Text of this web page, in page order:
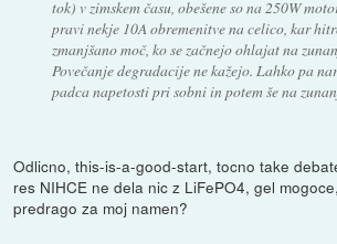
tok) v zimskem času, obešene so na 250W
pravi nekje 10A obremenitve na celico, kar
zmanjšano moč, ko se začnejo ohlajat na
Povečanje degradacije ne kažejo. Lahko pa
padca napetosti pri sobni in potem še na
Odlicno, this-is-a-good-start, tocno take
res NIHCE ne dela nic z LiFePO4, gel
predrago za moj namen?